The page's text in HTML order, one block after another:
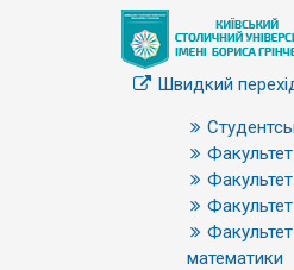
Швидкий
математики